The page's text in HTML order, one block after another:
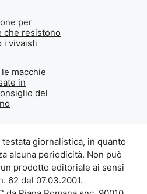
per
che resistono
i vivaisti
macchie
in
del
giornalistica, in quanto
alcuna periodicità. Non può
prodotto editoriale ai sensi
62 del 07.03.2001.